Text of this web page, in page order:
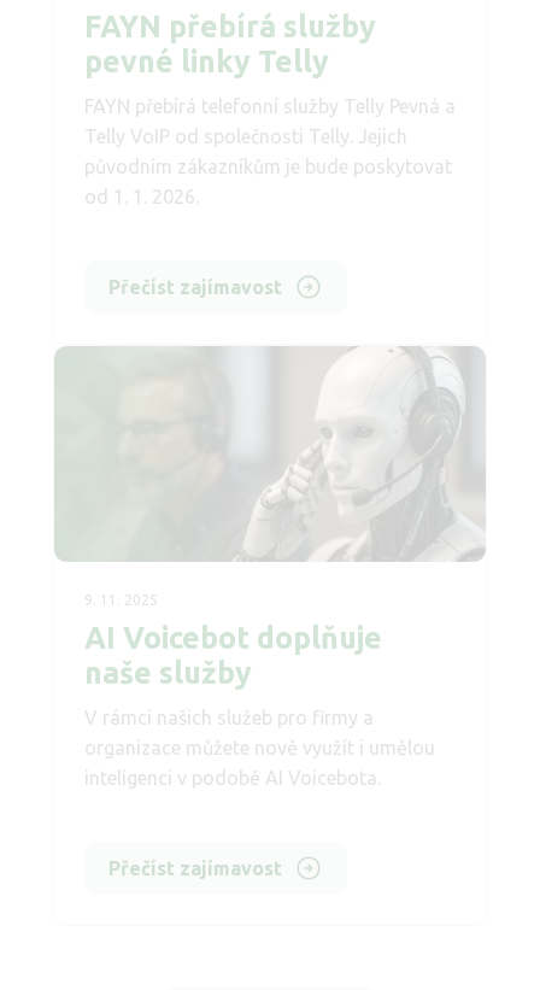
FAYN přebírá služby
pevné linky Telly
FAYN přebírá telefonní služby Telly Pevná a
Telly VoIP od společnosti Telly. Jejich
původním zákazníkům je bude poskytovat
od 1. 1. 2026.
Přečíst zajímavost
9. 11. 2025
AI Voicebot doplňuje
naše služby
V rámci našich služeb pro firmy a
organizace můžete nově využít i umělou
inteligenci v podobě AI Voicebota.
Přečíst zajímavost